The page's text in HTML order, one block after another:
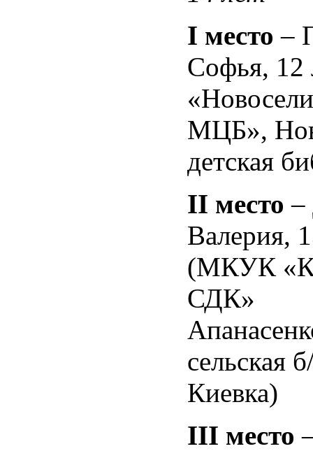
I место –
Софья,
МЦБ»,
детская
II место –
Валерия,
(МКУК
СДК»
сельская
Киевка)
III место